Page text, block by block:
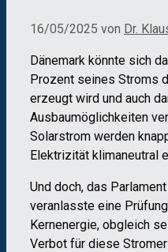
16/05/2025 von Dr.
Dänemark könnte sich
Prozent seines Stroms
erzeugt wird und auch
Ausbaumöglichkeiten
Solarstrom werden
Elektrizität klimaneutral
Und doch, das
veranlasste eine
Kernenergie, obgleich
Verbot für diese